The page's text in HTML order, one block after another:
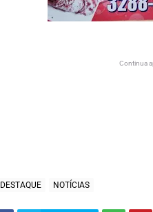
Continua
DESTAQUE NOTÍCIAS